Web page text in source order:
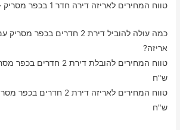
טווח המחירים לאריזה דירה חדר 1 בכפר מסריק – בין 340-620 ש"ח
כמה עולה להוביל דירת 2 חדרים
אריזה?
ש"ח
ש"ח